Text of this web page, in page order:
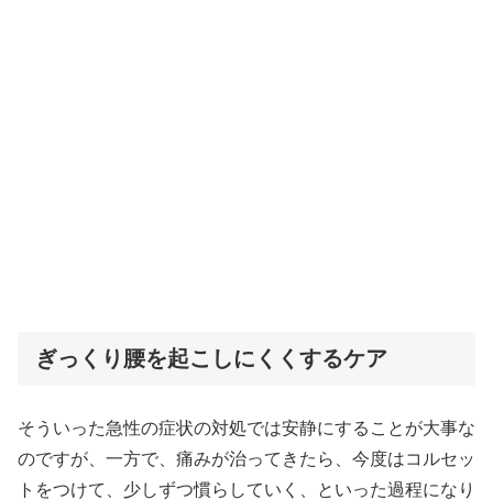
ぎっくり腰を起こしにくくするケア
そういった急性の症状の対処では安静にすることが大事な
のですが、一方で、痛みが治ってきたら、今度はコルセッ
トをつけて、少しずつ慣らしていく、といった過程になり